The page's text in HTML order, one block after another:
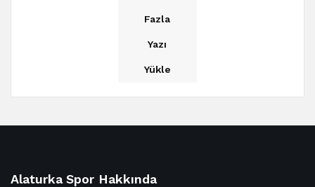
Fazla
Yazı
Yükle
Alaturka Spor Hakkında